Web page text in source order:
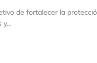
de fortalecer la
y…